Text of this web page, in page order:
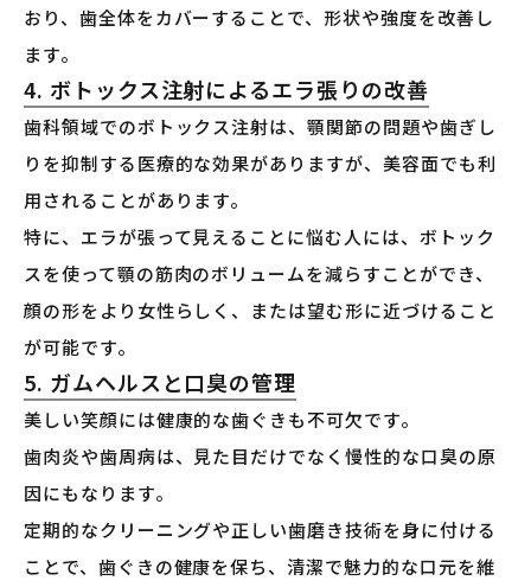
おり、歯全体をカバーすることで、形状や強度を改善し
ます。
4. ボトックス注射によるエラ張りの改善
歯科領域でのボトックス注射は、顎関節の問題や歯ぎし
りを抑制する医療的な効果がありますが、美容面でも利
用されることがあります。
特に、エラが張って見えることに悩む人には、ボトック
スを使って顎の筋肉のボリュームを減らすことができ、
顔の形をより女性らしく、または望む形に近づけること
が可能です。
5. ガムヘルスと口臭の管理
美しい笑顔には健康的な歯ぐきも不可欠です。
歯肉炎や歯周病は、見た目だけでなく慢性的な口臭の原
因にもなります。
定期的なクリーニングや正しい歯磨き技術を身に付ける
ことで、歯ぐきの健康を保ち、清潔で魅力的な口元を維